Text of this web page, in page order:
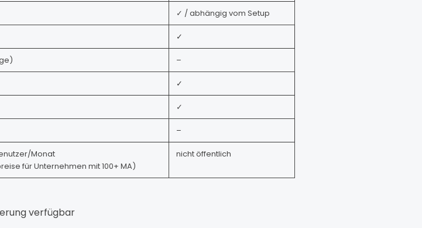
✓ / abhängig vom Setup
✓
–
✓
✓
–
Monat
für Unternehmen mit 100+ MA)
nicht öffentlich
verfügbar